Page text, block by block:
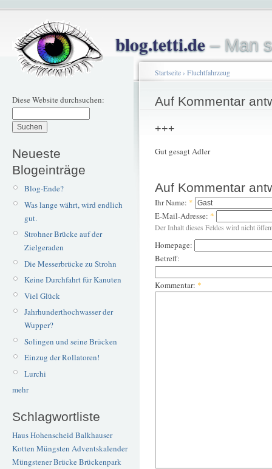
blog.tetti.de– Man
Diese Website durchsuchen:
Neueste
Blogeinträge
Blog-Ende?
Was lange währt, wird endlich
gut.
Strohner Brücke auf der
Zielgeraden
Die Messerbrücke zu Strohn
Keine Durchfahrt für Kanuten
Viel Glück
Jahrhunderthochwasser der
Wupper?
Solingen und seine Brücken
Einzug der Rollatoren!
Lurchi
mehr
Schlagwortliste
Haus Hohenscheid Balkhauser
Kotten Müngsten Adventskalender
Müngstener BrückeBrückenpark
Startseite› Fluchtfahrzeug
Auf Kommentar
+++
Gut gesagt Adler
Auf Kommentar
Ihr Name: *
E-Mail-Adresse: *
Der Inhalt dieses Feldes wird nicht
Homepage:
Betreff:
Kommentar: *